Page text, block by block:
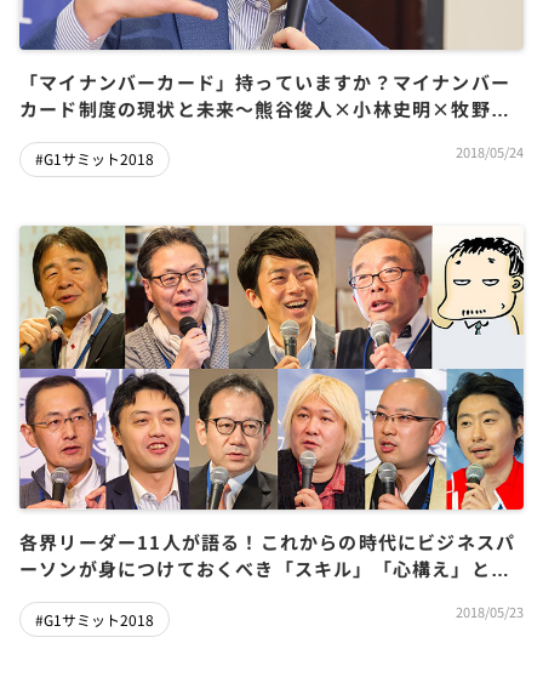
「マイナンバーカード」持っていますか？マイナンバー
カード制度の現状と未来～熊谷俊人×小林史明×牧野正
#G1サミット2018 2018/05/24
各界リーダー11人が語る！これからの時代にビジネスパ
ーソンが身につけておくべき「スキル」「心構え」と
は？【インタビューまとめ】
#G1サミット2018 2018/05/23